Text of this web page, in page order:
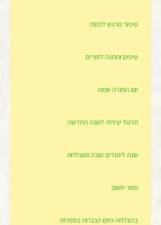
סיפור מרגש לפסח
טיפים ומתנה לפורים
יום המורה שמח
תרגול יצירתי לשנה החדשה
שנת לימודים טובה ומוצלחת
מסר חשוב
בהצלחה היום הבגרות בספרות